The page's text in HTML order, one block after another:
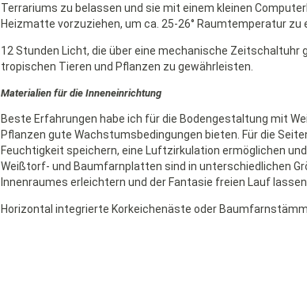
Terrariums zu belassen und sie mit einem kleinen
Heizmatte vorzuziehen, um ca. 25-26° Raumtemperatur zu
12 Stunden Licht, die über eine mechanische
tropischen Tieren und Pflanzen zu gewährleisten.
Materialien für die Inneneinrichtung
Beste Erfahrungen habe ich für die Bodengestaltung mit
Pflanzen gute Wachstumsbedingungen bieten. Für die
Feuchtigkeit speichern, eine Luftzirkulation ermöglichen
Weißtorf- und Baumfarnplatten sind in unterschiedlichen
Innenraumes erleichtern und der Fantasie freien Lauf
Horizontal integrierte Korkeichenäste oder